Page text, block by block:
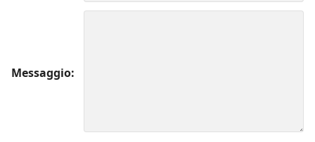
Messaggio